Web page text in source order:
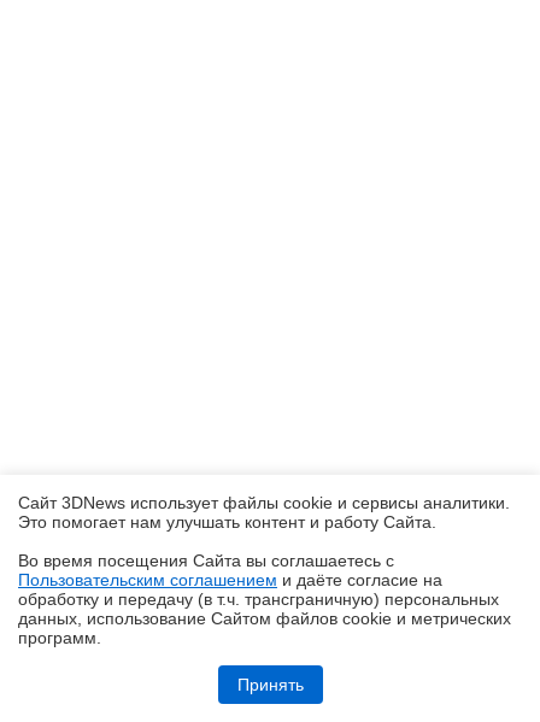
Обзор блока питания Chieftec Stealth (SPX-1000-FC)
Сайт 3DNews использует файлы cookie и сервисы аналитики.
Это помогает нам улучшать контент и работу Cайта.
Во время посещения Cайта вы соглашаетесь с
Пользовательским соглашением и даёте согласие на
обработку и передачу (в т.ч. трансграничную) персональных
данных, использование Cайтом файлов cookie и метрических
программ.
Принять